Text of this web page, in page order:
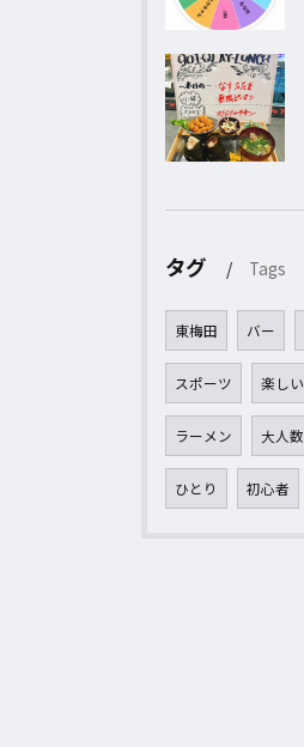
タグ Tags
東梅田 バー
スポーツ 楽しい
ラーメン 大人数
ひとり 初心者